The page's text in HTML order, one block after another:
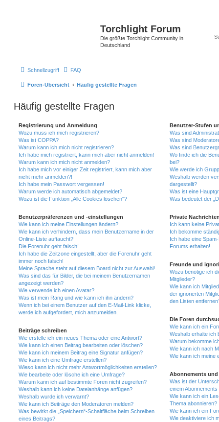
Torchlight Forum
Die größte Torchlight Community in
Deutschland
Schnellzugriff FAQ
Foren-Übersicht Häufig gestellte Fragen
Häufig gestellte Fragen
Registrierung und Anmeldung
Wozu muss ich mich registrieren?
Was ist COPPA?
Warum kann ich mich nicht registrieren?
Ich habe mich registriert, kann mich aber nicht anmelden!
Warum kann ich mich nicht anmelden?
Ich habe mich vor einiger Zeit registriert, kann mich aber
nicht mehr anmelden?!
Ich habe mein Passwort vergessen!
Warum werde ich automatisch abgemeldet?
Wozu ist die Funktion „Alle Cookies löschen“?
Benutzerpräferenzen und -einstellungen
Wie kann ich meine Einstellungen ändern?
Wie kann ich verhindern, dass mein Benutzername in der
Online-Liste auftaucht?
Die Forenuhr geht falsch!
Ich habe die Zeitzone eingestellt, aber die Forenuhr geht
immer noch falsch!
Meine Sprache steht auf diesem Board nicht zur Auswahl!
Was sind das für Bilder, die bei meinem Benutzernamen
angezeigt werden?
Wie verwende ich einen Avatar?
Was ist mein Rang und wie kann ich ihn ändern?
Wenn ich bei einem Benutzer auf den E-Mail-Link klicke,
werde ich aufgefordert, mich anzumelden.
Beiträge schreiben
Wie erstelle ich ein neues Thema oder eine Antwort?
Wie kann ich einen Beitrag bearbeiten oder löschen?
Wie kann ich meinem Beitrag eine Signatur anfügen?
Wie kann ich eine Umfrage erstellen?
Wieso kann ich nicht mehr Antwortmöglichkeiten erstellen?
Wie bearbeite oder lösche ich eine Umfrage?
Warum kann ich auf bestimmte Foren nicht zugreifen?
Weshalb kann ich keine Dateianhänge anfügen?
Weshalb wurde ich verwarnt?
Wie kann ich Beiträge den Moderatoren melden?
Was bewirkt die „Speichern“-Schaltfläche beim Schreiben
eines Beitrags?
Benutzer-Stufen
Was sind
Was sind
Was sind
Wo finde ich die
bei?
Wie werde ich
Weshalb werden
dargestellt?
Was ist eine
Was bedeutet der
Private
Ich kann keine
Ich bekomme
Ich habe eine
Forums erhalten!
Freunde und
Wozu benötige ich
Mitglieder?
Wie kann ich
der ignorierten
den Listen
Die Foren
Wie kann ich ein
Weshalb erhalte ich
Warum bekomme
Wie kann ich nach
Wie kann ich meine
Abonnements und
Was ist der
einem
Wie kann ich ein
Thema abonnieren?
Wie kann ich ein
Wie deaktiviere ich